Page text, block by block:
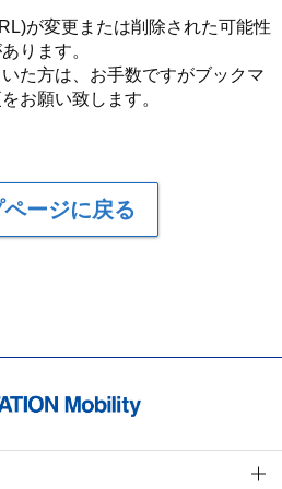
が変更または削除された可能性
ります。
た方は、お手数ですがブックマ
お願い致します。
ページに戻る